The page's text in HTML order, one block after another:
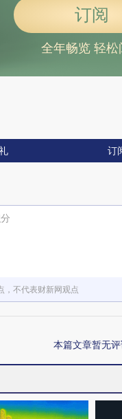
订阅
全年畅览 轻松
订
，不代表财新网观点
本篇文章暂无